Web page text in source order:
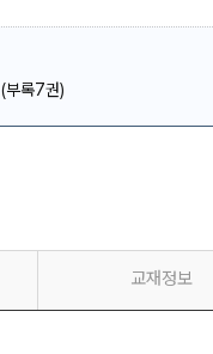
(부록7권)
교재정보